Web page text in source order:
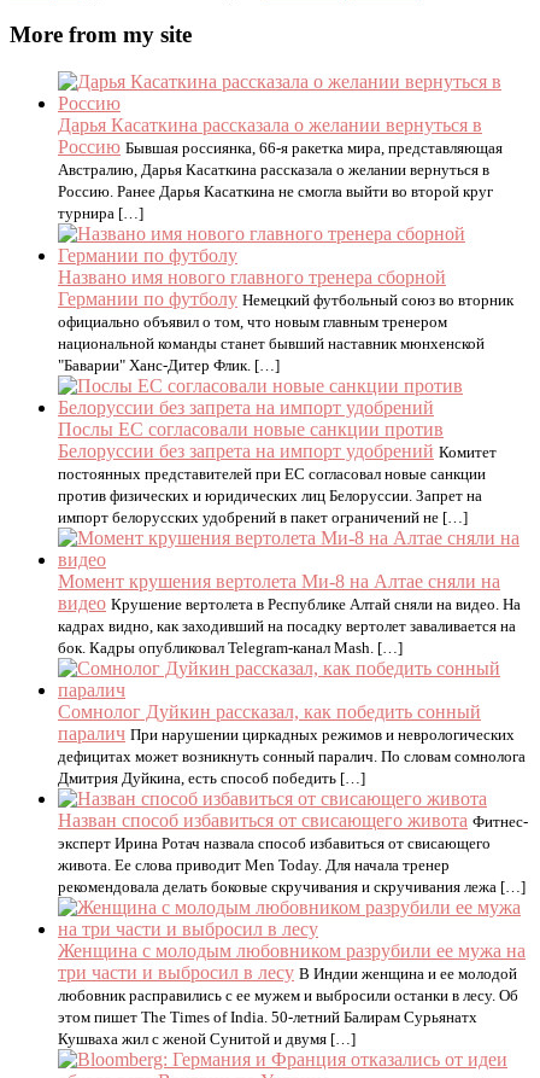
More from my site
Дарья Касаткина рассказала о желании вернуться в
Россию Бывшая россиянка, 66-я ракетка мира, представляющая
Австралию, Дарья Касаткина рассказала о желании вернуться в
Россию. Ранее Дарья Касаткина не смогла выйти во второй круг
турнира […]
Названо имя нового главного тренера сборной
Германии по футболу Немецкий футбольный союз во вторник
официально объявил о том, что новым главным тренером
национальной команды станет бывший наставник мюнхенской
"Баварии" Ханс-Дитер Флик. […]
Послы ЕС согласовали новые санкции против
Белоруссии без запрета на импорт удобрений Комитет
постоянных представителей при ЕС согласовал новые санкции
против физических и юридических лиц Белоруссии. Запрет на
импорт белорусских удобрений в пакет ограничений не […]
Момент крушения вертолета Ми-8 на Алтае сняли на
видео Крушение вертолета в Республике Алтай сняли на видео. На
кадрах видно, как заходивший на посадку вертолет заваливается на
бок. Кадры опубликовал Telegram-канал Mash. […]
Сомнолог Дуйкин рассказал, как победить сонный
паралич При нарушении циркадных режимов и неврологических
дефицитах может возникнуть сонный паралич. По словам сомнолога
Дмитрия Дуйкина, есть способ победить […]
Назван способ избавиться от свисающего живота Фитнес-
эксперт Ирина Ротач назвала способ избавиться от свисающего
живота. Ее слова приводит Men Today. Для начала тренер
рекомендовала делать боковые скручивания и скручивания лежа […]
Женщина с молодым любовником разрубили ее мужа на
три части и выбросил в лесу В Индии женщина и ее молодой
любовник расправились с ее мужем и выбросили останки в лесу. Об
этом пишет The Times of India. 50-летний Балирам Сурьянатх
Кушваха жил с женой Сунитой и двумя […]